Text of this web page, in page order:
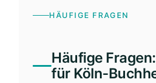
HÄUFIGE FRAGEN
Häufige
für Köln-